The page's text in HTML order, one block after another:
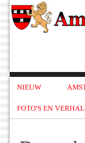
NIEUW
FOTO'S EN